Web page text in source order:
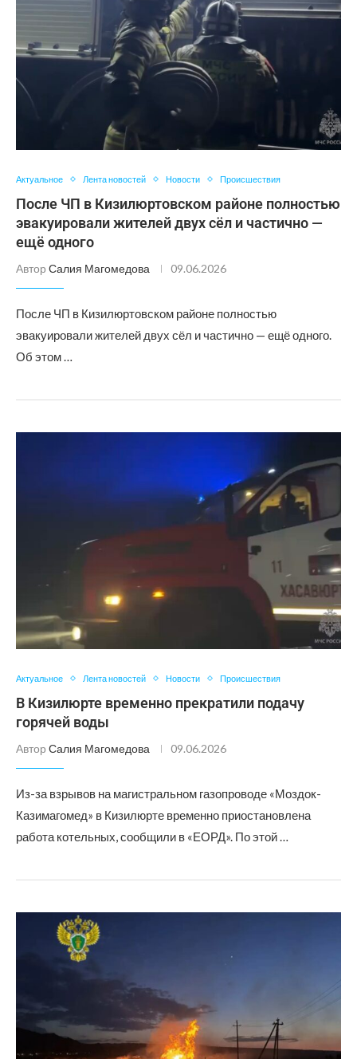
Актуальное Лента новостей Новости Происшествия
После ЧП в Кизилюртовском районе полностью
эвакуировали жителей двух сёл и частично —
ещё одного
Автор Салия Магомедова 09.06.2026
После ЧП в Кизилюртовском районе полностью
эвакуировали жителей двух сёл и частично — ещё одного.
Об этом …
Актуальное Лента новостей Новости Происшествия
В Кизилюрте временно прекратили подачу
горячей воды
Автор Салия Магомедова 09.06.2026
Из-за взрывов на магистральном газопроводе «Моздок-
Казимагомед» в Кизилюрте временно приостановлена
работа котельных, сообщили в «ЕОРД». По этой …